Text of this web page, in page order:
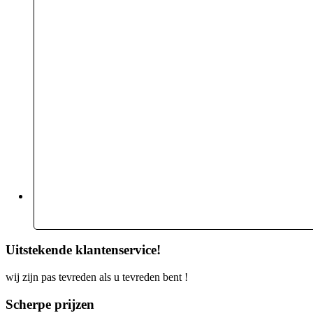
Uitstekende klantenservice!
wij zijn pas tevreden als u tevreden bent !
Scherpe prijzen